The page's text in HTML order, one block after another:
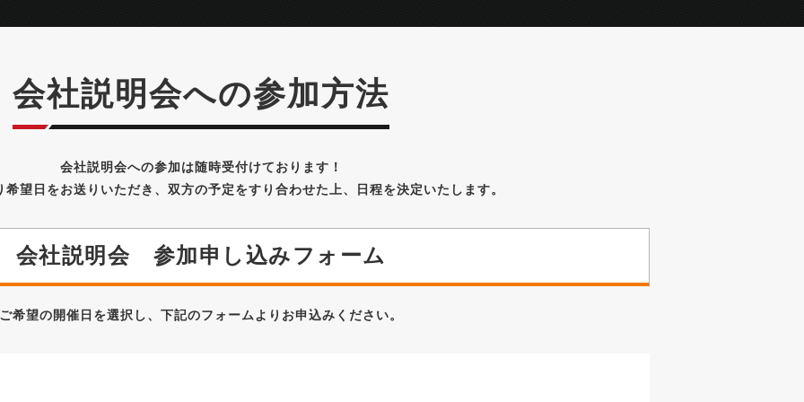
会社説明会への参加方法
会社説明会への参加は随時受付けております！
希望日をお送りいただき、双方の予定をすり合わせた上、日程を決定いたします。
会社説明会 参加申し込みフォーム
ご希望の開催日を選択し、下記のフォームよりお申込みください。